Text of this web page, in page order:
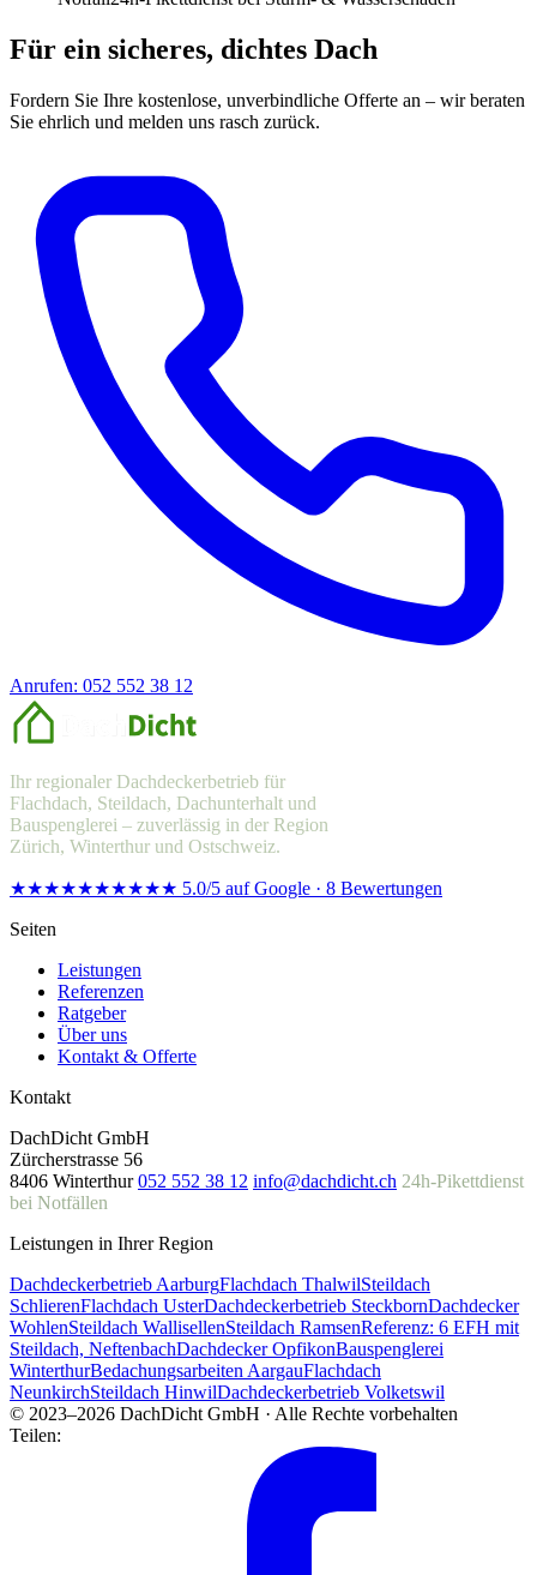
Für ein sicheres, dichtes Dach
Fordern Sie Ihre kostenlose, unverbindliche Offerte an – wir beraten
Sie ehrlich und melden uns rasch zurück.
Anrufen: 052 552 38 12
Ihr regionaler Dachdeckerbetrieb für
Flachdach, Steildach, Dachunterhalt und
Bauspenglerei – zuverlässig in der Region
Zürich, Winterthur und Ostschweiz.
★★★★★★★★★★ 5.0/5 auf Google · 8 Bewertungen
Seiten
Leistungen
Referenzen
Ratgeber
Über uns
Kontakt & Offerte
Kontakt
DachDicht GmbH
Zürcherstrasse 56
8406 Winterthur 052 552 38 12 info@dachdicht.ch 24h-Pikettdienst
bei Notfällen
Leistungen in Ihrer Region
Dachdeckerbetrieb AarburgFlachdach ThalwilSteildach
SchlierenFlachdach UsterDachdeckerbetrieb SteckbornDachdecker
WohlenSteildach WallisellenSteildach RamsenReferenz: 6 EFH mit
Steildach, NeftenbachDachdecker OpfikonBauspenglerei
WinterthurBedachungsarbeiten AargauFlachdach
NeunkirchSteildach HinwilDachdeckerbetrieb Volketswil
© 2023–2026 DachDicht GmbH · Alle Rechte vorbehalten
Teilen: